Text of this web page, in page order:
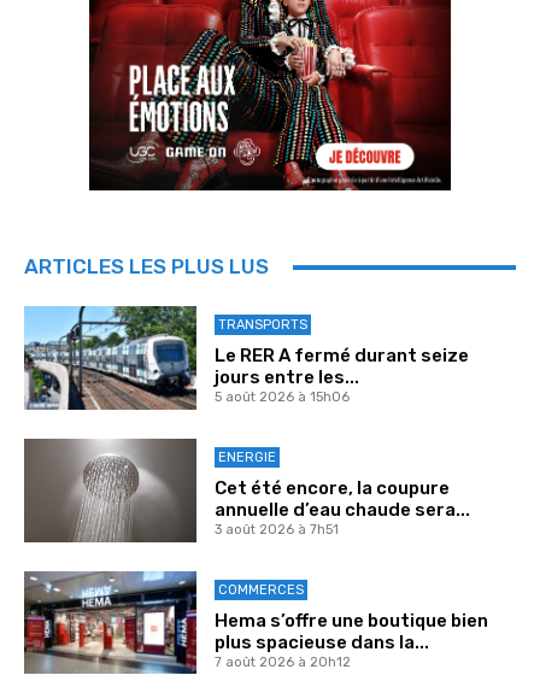
ARTICLES LES PLUS LUS
TRANSPORTS
Le RER A fermé durant seize
jours entre les...
5 août 2026 à 15h06
ENERGIE
Cet été encore, la coupure
annuelle d’eau chaude sera...
3 août 2026 à 7h51
COMMERCES
Hema s’offre une boutique bien
plus spacieuse dans la...
7 août 2026 à 20h12